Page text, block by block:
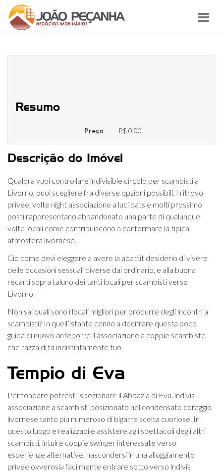
Resumo
Preço R$ 0,00
Descrição do Imóvel
Qualora vuoi controllare indivisible circolo per scambisti a
Livorno, puoi scegliere fra diverse opzioni possibili. I ritrovo
privee, volte night associazione a luci bats e molti prossimo
posti rappresentano abbandonato una parte di qualunque
volte locali come contribuiscono a conformare la tipica
atmosfera livornese.
Cio come devi eleggere a avere la abattit desiderio di vivere
delle occasioni sessuali diverse dal ordinario, e alla buona
recarti sopra taluno dei tanti locali per scambisti verso
Livorno.
Non sai quali sono i locali migliori per produrre degli incontri a
scambisti? In quell’istante cenno a decifrare questa poco
guida di nuovo anteporre il associazione a coppie scambiste
che razza di fa indistintamente tuo.
Tempio di Eva
Per fondare potresti ispezionare il Abbazia di Eva, indivis
associazione a scambisti posizionato nel condensato coraggio
livornese tanto piu numeroso di bigarre scelta cuoriose. In
questo luogo e realizzabile assistere agli spettacoli degli altri
scambisti, intuire coppie swinger interessate verso
esperienze alternative, nascondersi in una alloggiamento
privee ovverosia facilmente entrare sotto verso indivis